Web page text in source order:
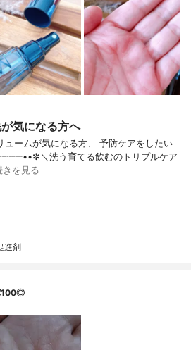
気になる方へ
ュームが気になる方、 予防ケアをしたい
＼洗う育てる飲むのトリプルケア
きを見る
進剤
100◎